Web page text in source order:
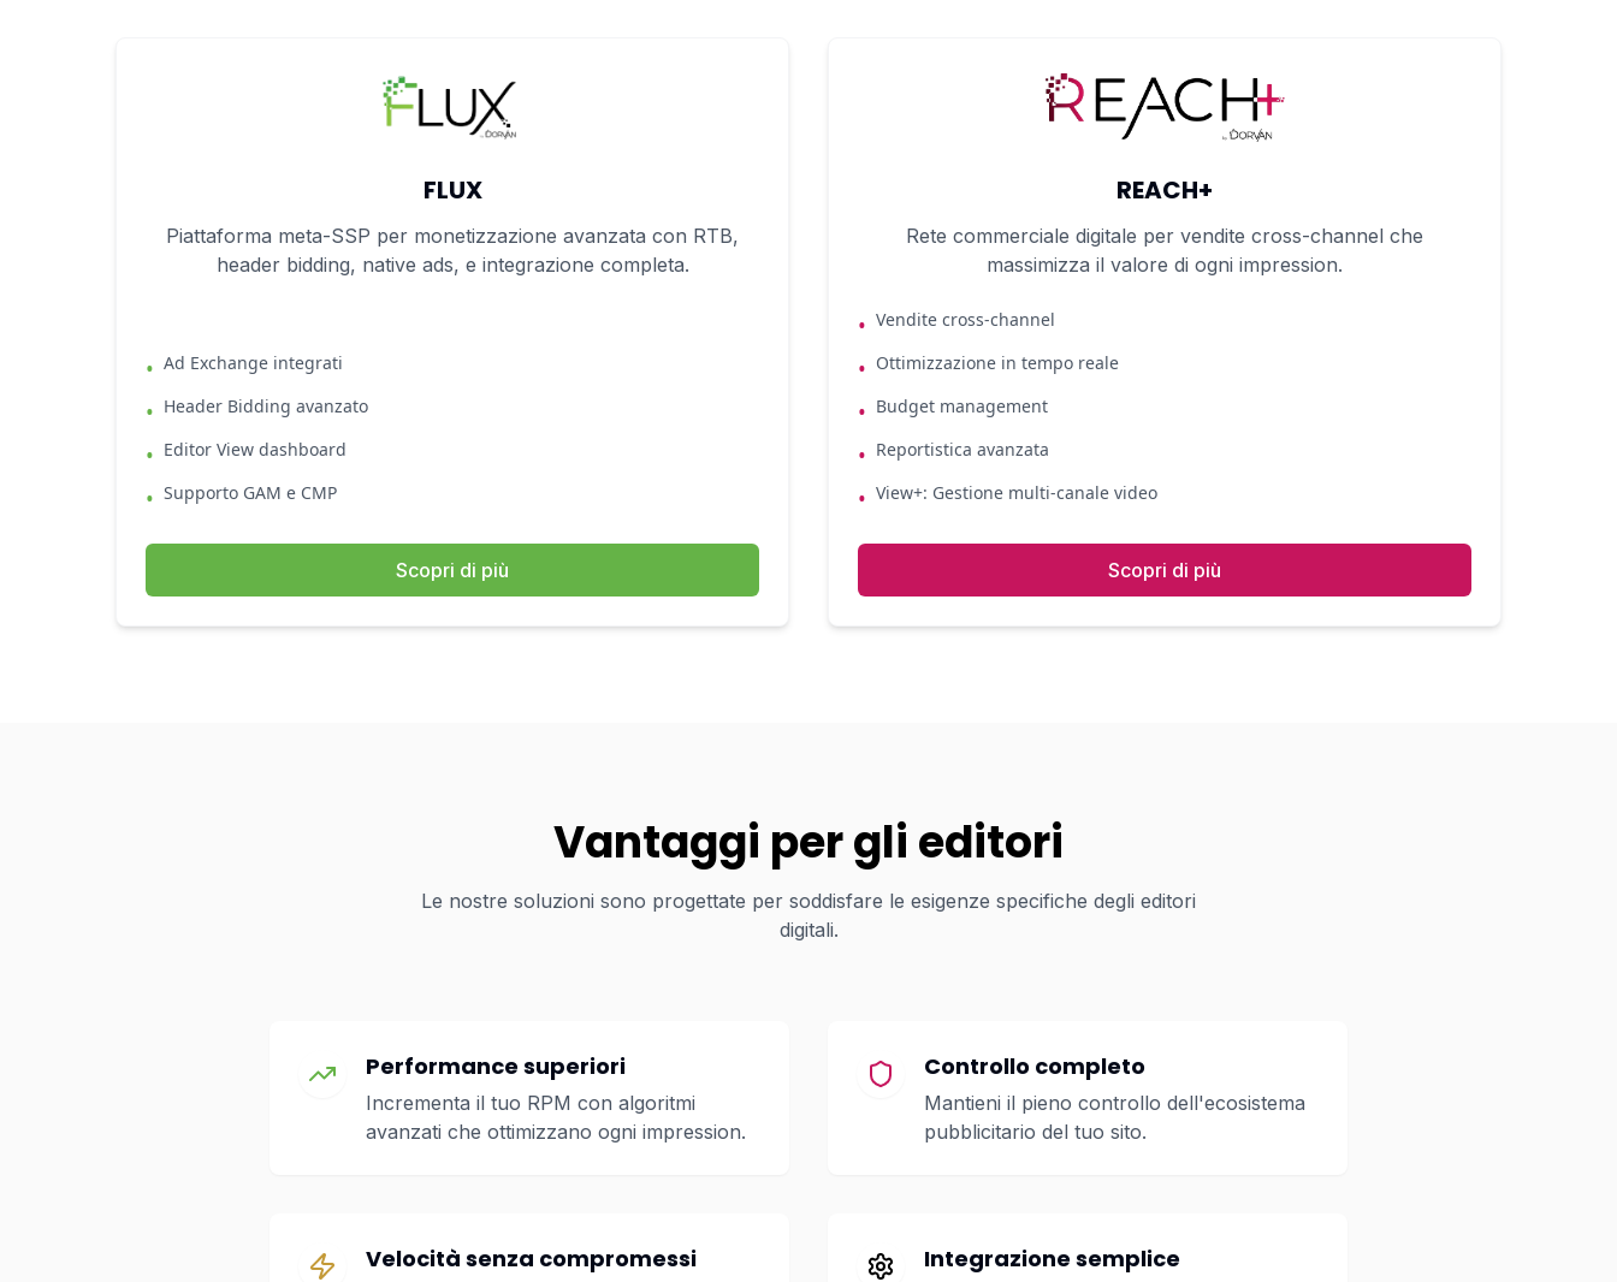
FLUX
Piattaforma meta-SSP per monetizzazione avanzata con RTB,
header bidding, native ads, e integrazione completa.
• Ad Exchange integrati
• Header Bidding avanzato
• Editor View dashboard
• Supporto GAM e CMP
Scopri di più
REACH+
Rete commerciale digitale per vendite cross-channel che
massimizza il valore di ogni impression.
• Vendite cross-channel
• Ottimizzazione in tempo reale
• Budget management
• Reportistica avanzata
• View+: Gestione multi-canale video
Scopri di più
Vantaggi per gli editori
Le nostre soluzioni sono progettate per soddisfare le esigenze specifiche degli editori
digitali.
Performance superiori
Incrementa il tuo RPM con algoritmi
avanzati che ottimizzano ogni impression.
Controllo completo
Mantieni il pieno controllo dell'ecosistema
pubblicitario del tuo sito.
Velocità senza compromessi Integrazione semplice